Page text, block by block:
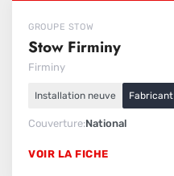
GROUPE STOW
Stow Firminy
Firminy
Installation neuve Fabricant
Couverture National
VOIR LA FICHE